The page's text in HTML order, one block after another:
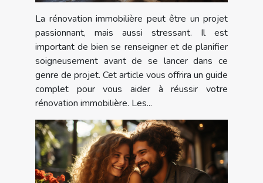
La rénovation immobilière peut être un projet
passionnant, mais aussi stressant. Il est
important de bien se renseigner et de planifier
soigneusement avant de se lancer dans ce
genre de projet. Cet article vous offrira un guide
complet pour vous aider à réussir votre
rénovation immobilière. Les...